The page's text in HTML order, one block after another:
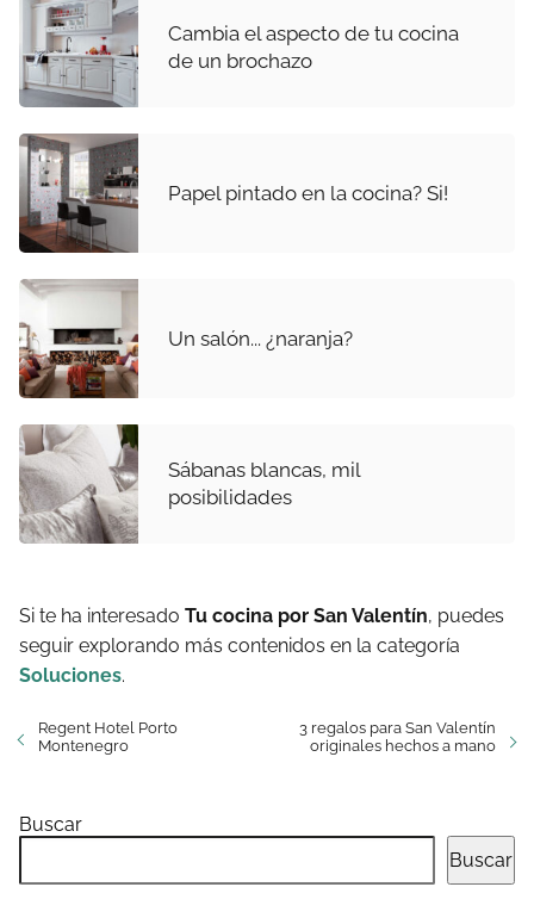
Cambia el aspecto de tu cocina
de un brochazo
Papel pintado en la cocina? Si!
Un salón... ¿naranja?
Sábanas blancas, mil
posibilidades
Si te ha interesado Tu cocina por San Valentín, puedes
seguir explorando más contenidos en la categoría
Soluciones.
Regent Hotel Porto
Montenegro
3 regalos para San Valentín
originales hechos a mano
Buscar
Buscar